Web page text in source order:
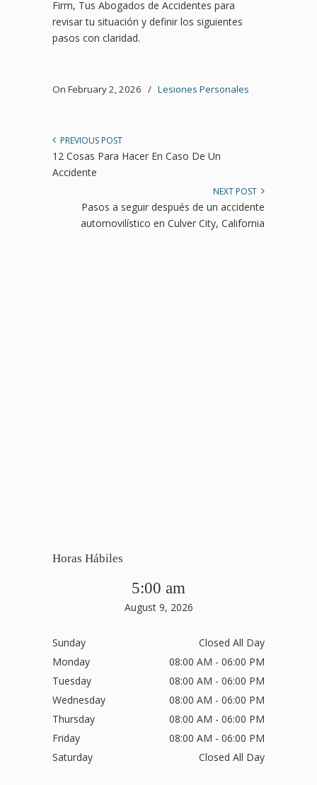
Firm, Tus Abogados de Accidentes para
revisar tu situación y definir los siguientes
pasos con claridad.
On February 2, 2026 / Lesiones Personales
PREVIOUS POST
12 Cosas Para Hacer En Caso De Un
Accidente
NEXT POST
Pasos a seguir después de un accidente
automovilístico en Culver City, California
Horas Hábiles
5:00 am
August 9, 2026
Sunday
Closed All Day
Monday
08:00 AM - 06:00 PM
Tuesday
08:00 AM - 06:00 PM
Wednesday
08:00 AM - 06:00 PM
Thursday
08:00 AM - 06:00 PM
Friday
08:00 AM - 06:00 PM
Saturday
Closed All Day